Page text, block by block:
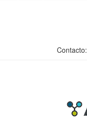
Contacto: